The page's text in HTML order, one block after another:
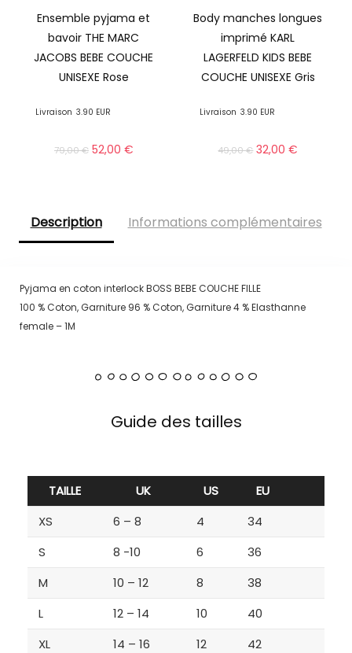
Ensemble pyjama et
bavoir THE MARC
JACOBS BEBE COUCHE
UNISEXE Rose
Livraison 3.90 EUR
79,00€ 52,00 €
Body manches longues
imprimé KARL
LAGERFELD KIDS BEBE
COUCHE UNISEXE Gris
Livraison 3.90 EUR
49,00€ 32,00€
Description Informations complémentaires
Pyjama en coton interlock BOSS BEBE COUCHE FILLE
100 % Coton, Garniture 96 % Coton, Garniture 4 % Elasthanne
female – 1M
Guide des tailles
TAILLE UK US
EU
XS
6 – 8 4
34
S
8 -10 6
36
M
10 – 12 8
38
L
12 – 14 10
40
XL
14 – 16 12
42